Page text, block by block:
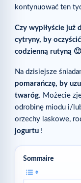
kontynuować ten
Czy wypiłyście już
cytryny, by
codzienną rutyną 🙂
Na dzisiejsze
pomarańczę, by
twaróg. Możecie
odrobinę miodu i/
orzechy laskowe,
jogurtu !
Sommaire